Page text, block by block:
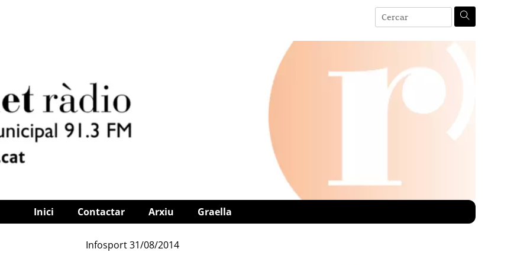
Inici Contactar Arxiu Graella
Infosport 31/08/2014